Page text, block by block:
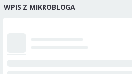
WPIS Z MIKROBLOGA